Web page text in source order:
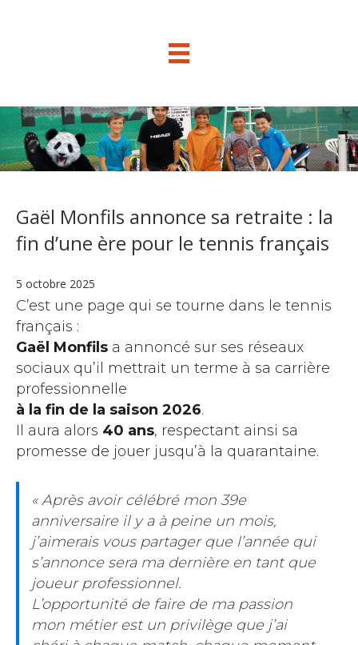
Gaël Monfils annonce sa retraite : la
fin d’une ère pour le tennis français
5 octobre 2025
C’est une page qui se tourne dans le tennis
français :
Gaël Monfils a annoncé sur ses réseaux
sociaux qu’il mettrait un terme à sa carrière
professionnelle
à la fin de la saison 2026.
Il aura alors 40 ans, respectant ainsi sa
promesse de jouer jusqu’à la quarantaine.
« Après avoir célébré mon 39e
anniversaire il y a à peine un mois,
j’aimerais vous partager que l’année qui
s’annonce sera ma dernière en tant que
joueur professionnel.
L’opportunité de faire de ma passion
mon métier est un privilège que j’ai